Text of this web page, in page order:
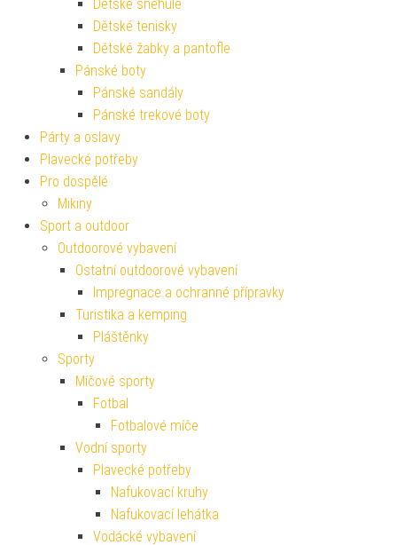
Dětské sněhule
Dětské tenisky
Dětské žabky a pantofle
Pánské boty
Pánské sandály
Pánské trekové boty
Párty a oslavy
Plavecké potřeby
Pro dospělé
Mikiny
Sport a outdoor
Outdoorové vybavení
Ostatní outdoorové vybavení
Impregnace a ochranné přípravky
Turistika a kemping
Pláštěnky
Sporty
Míčové sporty
Fotbal
Fotbalové míče
Vodní sporty
Plavecké potřeby
Nafukovací kruhy
Nafukovací lehátka
Vodácké vybavení